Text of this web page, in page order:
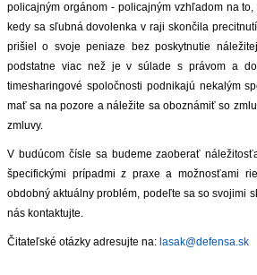
policajným orgánom - policajným vzhľadom na
kedy sa sľubná dovolenka v raji skončila
prišiel o svoje peniaze bez poskytnutie
podstatne viac než je v súlade s právom a
timesharingové spoločnosti podnikajú nekalým
mať sa na pozore a náležite sa oboznámiť so
zmluvy.
V budúcom čísle sa budeme zaoberať
špecifickými prípadmi z praxe a možnosťami
obdobný aktuálny problém, podeľte sa so svojimi
nás kontaktujte.
Čitateľské otázky adresujte na: lasak@defensa.sk